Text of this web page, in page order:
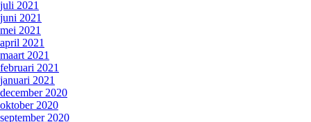
juli 2021
juni 2021
mei 2021
april 2021
maart 2021
februari 2021
januari 2021
december 2020
oktober 2020
september 2020